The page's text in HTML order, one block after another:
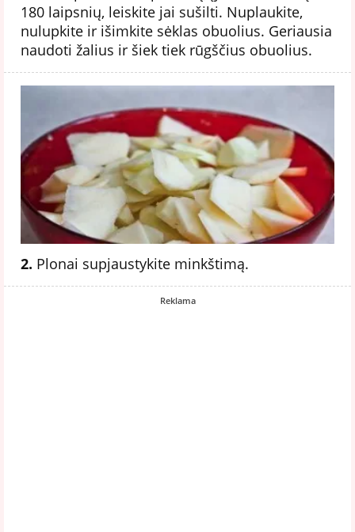
180 laipsnių, leiskite jai sušilti. Nuplaukite,
nulupkite ir išimkite sėklas obuolius. Geriausia
naudoti žalius ir šiek tiek rūgščius obuolius.
2. Plonai supjaustykite minkštimą.
Reklama